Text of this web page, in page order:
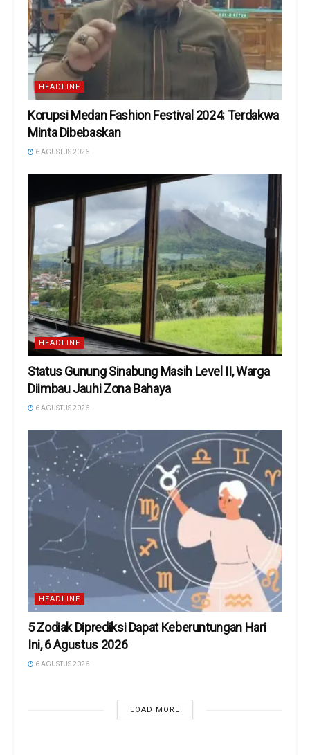
HEADLINE
Korupsi Medan Fashion Festival 2024: Terdakwa
Minta Dibebaskan
6 AGUSTUS 2026
HEADLINE
Status Gunung Sinabung Masih Level II, Warga
Diimbau Jauhi Zona Bahaya
6 AGUSTUS 2026
HEADLINE
5 Zodiak Diprediksi Dapat Keberuntungan Hari
Ini, 6 Agustus 2026
6 AGUSTUS 2026
LOAD MORE